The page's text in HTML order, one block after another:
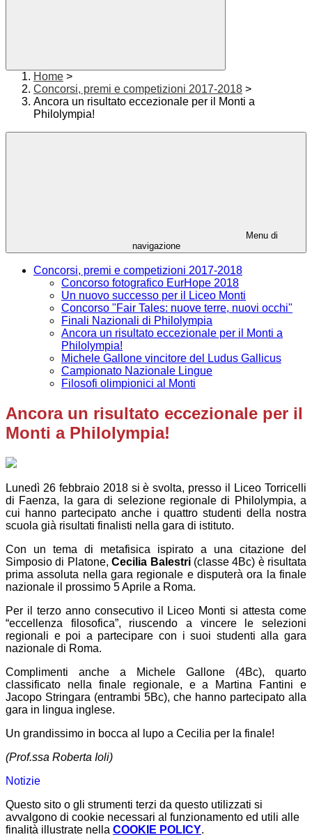
Home >
Concorsi, premi e competizioni 2017-2018 >
Ancora un risultato eccezionale per il Monti a
Philolympia!
Menu di
navigazione
Concorsi, premi e competizioni 2017-2018
Concorso fotografico EurHope 2018
Un nuovo successo per il Liceo Monti
Concorso "Fair Tales: nuove terre, nuovi occhi"
Finali Nazionali di Philolympia
Ancora un risultato eccezionale per il Monti a
Philolympia!
Michele Gallone vincitore del Ludus Gallicus
Campionato Nazionale Lingue
Filosofi olimpionici al Monti
Ancora un risultato eccezionale per il
Monti a Philolympia!
Lunedì 26 febbraio 2018 si è svolta, presso il Liceo Torricelli
di Faenza, la gara di selezione regionale di Philolympia, a
cui hanno partecipato anche i quattro studenti della nostra
scuola già risultati finalisti nella gara di istituto.
Con un tema di metafisica ispirato a una citazione del
Simposio di Platone,Cecilia Balestri(classe 4Bc) è risultata
prima assoluta nella gara regionale e disputerà ora la finale
nazionale il prossimo 5 Aprile a Roma.
Per il terzo anno consecutivo il Liceo Monti si attesta come
“eccellenza filosofica”, riuscendo a vincere le selezioni
regionali e poi a partecipare con i suoi studenti alla gara
nazionale di Roma.
Complimenti anche a Michele Gallone (4Bc), quarto
classificato nella finale regionale, e a Martina Fantini e
Jacopo Stringara (entrambi 5Bc), che hanno partecipato alla
gara in lingua inglese.
Un grandissimo in bocca al lupo a Cecilia per la finale!
(Prof.ssa Roberta Ioli)
Notizie
Questo sito o gli strumenti terzi da questo utilizzati si
avvalgono di cookie necessari al funzionamento ed utili alle
finalità illustrate nella COOKIE POLICY.